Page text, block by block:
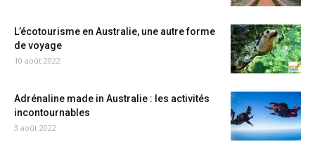
L’écotourisme en Australie, une autre forme
de voyage
10 août 2022
Adrénaline made in Australie : les activités
incontournables
3 août 2022